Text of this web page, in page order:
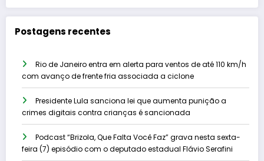
Postagens recentes
Rio de Janeiro entra em alerta para ventos de até 110 km/h
com avanço de frente fria associada a ciclone
Presidente Lula sanciona lei que aumenta punição a
crimes digitais contra crianças é sancionada
Podcast “Brizola, Que Falta Você Faz” grava nesta sexta-
feira (7) episódio com o deputado estadual Flávio Serafini